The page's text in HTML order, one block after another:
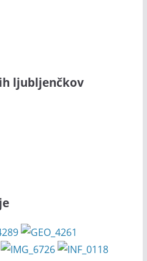
ljubljenčkov